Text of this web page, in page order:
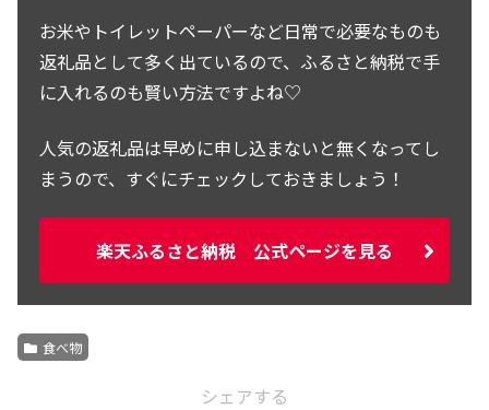
お米やトイレットペーパーなど日常で必要なものも
返礼品として多く出ているので、ふるさと納税で手
に入れるのも賢い方法ですよね♡
人気の返礼品は早めに申し込まないと無くなってし
まうので、すぐにチェックしておきましょう！
楽天ふるさと納税 公式ページを見る
食べ物
シェアする